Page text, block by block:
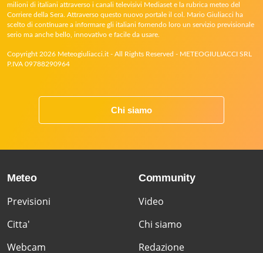
milioni di italiani attraverso i canali televisivi Mediaset e la rubrica meteo del
Corriere della Sera. Attraverso questo nuovo portale il col. Mario Giuliacci ha
scelto di continuare a informare gli italiani fornendo loro un servizio previsionale
serio ma anche bello, innovativo e facile da usare.
Copyright 2026 Meteogiuliacci.it - All Rights Reserved - METEOGIULIACCI SRL
P.IVA 09788290964
Chi siamo
Meteo
Previsioni
Citta'
Webcam
Community
Video
Chi siamo
Redazione